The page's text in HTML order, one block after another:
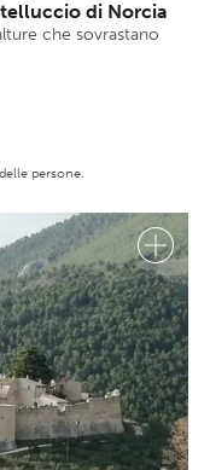
di Norcia
che sovrastano
persone.